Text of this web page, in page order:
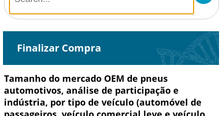
Finalizar Compra
Tamanho do mercado OEM de pneus
automotivos, análise de participação e
indústria, por tipo de veículo (automóvel de